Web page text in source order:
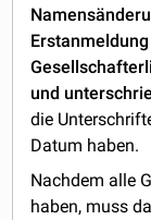
und
die
Datum haben.
Nachdem alle
haben, muss